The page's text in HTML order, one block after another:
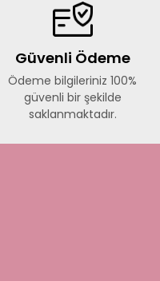
Güvenli Ödeme
Ödeme bilgileriniz 100%
güvenli bir şekilde
saklanmaktadır.